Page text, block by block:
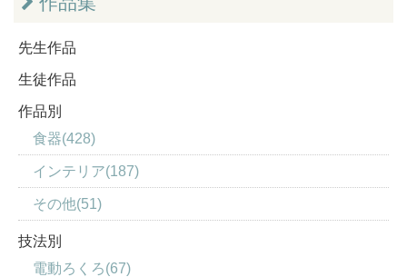
先生作品
生徒作品
作品別
食器(428)
インテリア(187)
その他(51)
技法別
電動ろくろ(67)